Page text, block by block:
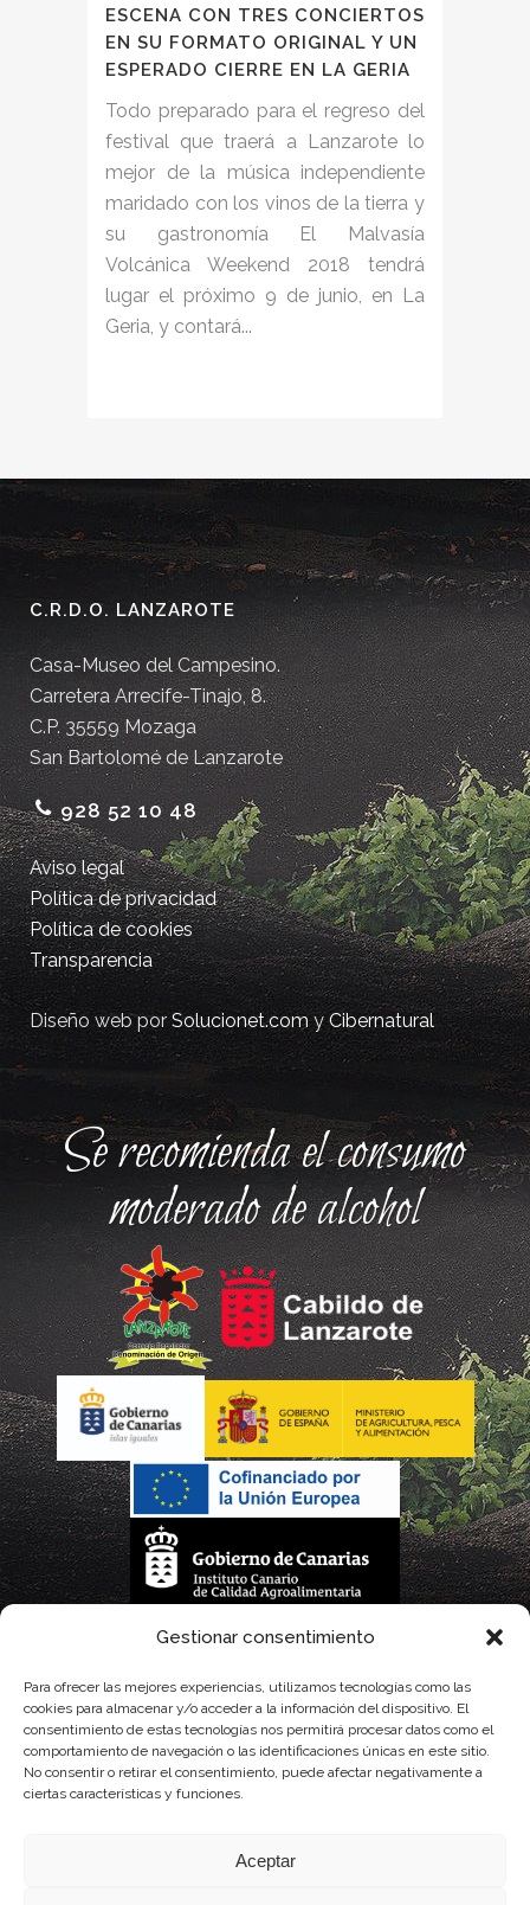
Gestionar consentimiento
Para ofrecer las mejores experiencias, utilizamos tecnologías como las
cookies para almacenar y/o acceder a la información del dispositivo. El
consentimiento de estas tecnologías nos permitirá procesar datos como el
comportamiento de navegación o las identificaciones únicas en este sitio.
No consentir o retirar el consentimiento, puede afectar negativamente a
ciertas características y funciones.
Aceptar
ESCENA CON TRES CONCIERTOS
EN SU FORMATO ORIGINAL Y UN
ESPERADO CIERRE EN LA GERIA
Todo preparado para el regreso del
festival que traerá a Lanzarote lo
mejor de la música independiente
maridado con los vinos de la tierra y
su gastronomía El Malvasía
Volcánica Weekend 2018 tendrá
lugar el próximo 9 de junio, en La
Geria, y contará...
C.R.D.O. LANZAROTE
Casa-Museo del Campesino.
Carretera Arrecife-Tinajo, 8.
C.P. 35559 Mozaga
San Bartolomé de Lanzarote
928 52 10 48
Aviso legal
Política de privacidad
Política de cookies
Transparencia
Diseño web porSolucionet.comyCibernatural
Se recomienda el consumo
moderado de alcohol
La gestión de la DOP Lanzarote realizada por este Consejo Regulador es financiada,
con fondos provenientes del presupuesto de gastos del Instituto Canario de
Calidad Agroalimentaria